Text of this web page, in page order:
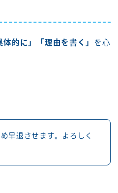
体的に」「理由を書く」 を心
早退させます。よろしく